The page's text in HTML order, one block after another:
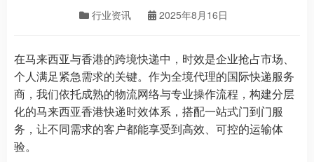
行业资讯 2025年8月16日
在马来西亚与香港的跨境快递中，时效是企业抢占市场、
个人满足紧急需求的关键。作为全境代理的国际快递服务
商，我们依托成熟的物流网络与专业操作流程，构建分层
化的马来西亚香港快递时效体系，搭配一站式门到门服
务，让不同需求的客户都能享受到高效、可控的运输体
验。